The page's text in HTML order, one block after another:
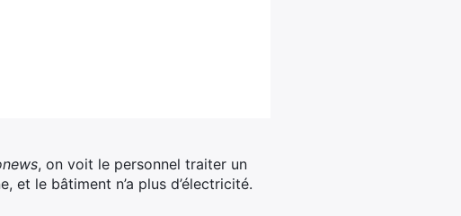
, on voit le personnel traiter un
et le bâtiment n’a plus d’électricité.